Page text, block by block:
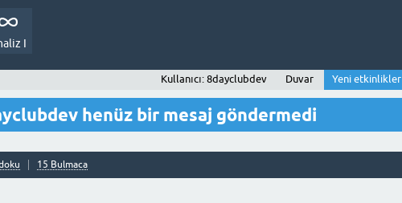
I
Kullanıcı: 8dayclubdev Duvar Yeni etkinlikler
henüz bir mesaj göndermedi
15 Bulmaca